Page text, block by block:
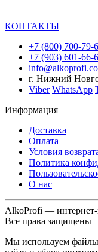
КОНТАКТЫ
+7 (800) 700-79-
+7 (903) 601-66-
г. Нижний
Viber WhatsApp
Информация
Доставка
Оплата
Условия
Политика
О нас
AlkoProfi — интернет-
Все права защищены
Мы используем файлы